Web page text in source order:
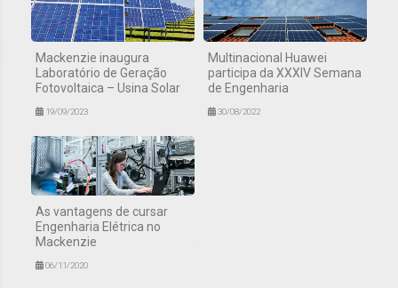
Mackenzie inaugura
Laboratório de Geração
Fotovoltaica – Usina Solar
19/09/2023
Multinacional Huawei
participa da XXXIV Semana
de Engenharia
30/08/2022
As vantagens de cursar
Engenharia Elétrica no
Mackenzie
06/11/2020